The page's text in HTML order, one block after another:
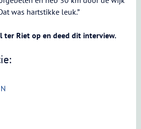
was hartstikke leuk.”
ter Riet op en deed dit interview.